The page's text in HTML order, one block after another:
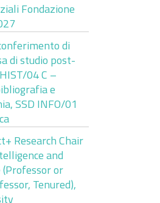
Fondazione
di
di studio post-
04 C –
e
SSD INFO/01
Research Chair
and
(Professor or
Tenured),